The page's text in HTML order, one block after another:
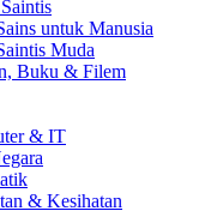
untuk Manusia
Muda
Buku & Filem
& IT
& Kesihatan